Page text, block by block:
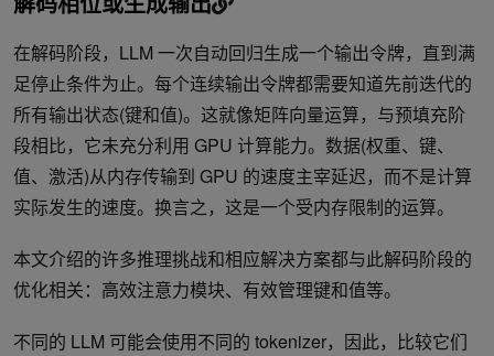
在解码阶段，LLM 一次自动回归生成一个输出令牌，直到满
足停止条件为止。每个连续输出令牌都需要知道先前迭代的
所有输出状态(键和值)。这就像矩阵向量运算，与预填充阶
段相比，它未充分利用 GPU 计算能力。数据(权重、键、
值、激活)从内存传输到 GPU 的速度主宰延迟，而不是计算
实际发生的速度。换言之，这是一个受内存限制的运算。
本文介绍的许多推理挑战和相应解决方案都与此解码阶段的
优化相关：高效注意力模块、有效管理键和值等。
不同的 LLM 可能会使用不同的 tokenizer，因此，比较它们